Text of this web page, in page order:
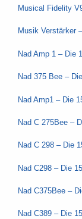
Musical Fidelity
Musik Verstärker
Nad Amp 1 – Die
Nad 375 Bee –
Nad Amp1 – Die
Nad C 275Bee –
Nad C 298 – Die
Nad C298 – Die
Nad C375Bee –
Nad C389 – Die